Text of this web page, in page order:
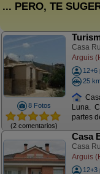
... PERO, TE
8 Fotos
(2 comentarios)
Casa
Arguis
12+6
25
Luna.
partes
Casa
Casa
Arguis
12+3